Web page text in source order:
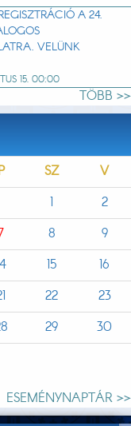
A 24.
VELÜNK
15. 00:00
TÖBB >>
SZ
V
1
2
8
9
15
16
22
23
29
30
ESEMÉNYNAPTÁR >>